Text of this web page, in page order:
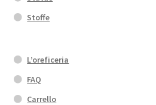
Stoffe
L’oreficeria
FAQ
Carrello